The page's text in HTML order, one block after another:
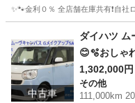
✨🐾金利０％ 全店舗在庫共有❗️自
GS オト
中古車
ダイハツ ム
😊🫧おしゃ
🌵🌈
1,302,000円
その他
111,000km